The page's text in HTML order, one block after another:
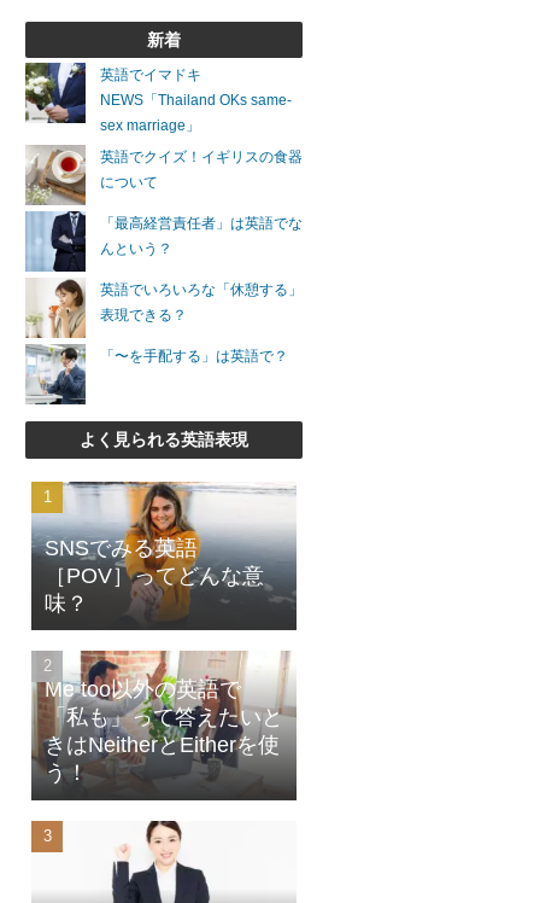
新着
英語でイマドキ
NEWS「Thailand OKs same-
sex marriage」
英語でクイズ！イギリスの食器
について
「最高経営責任者」は英語でな
んという？
英語でいろいろな「休憩する」
表現できる？
「〜を手配する」は英語で？
よく見られる英語表現
SNSでみる英語
［POV］ってどんな意
味？
Me too以外の英語で
「私も」って答えたいと
きはNeitherとEitherを使
う！